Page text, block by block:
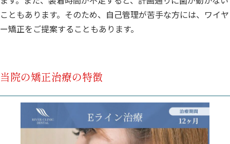
こともあります。そのため、自己管理が苦手な方には、ワイヤ
ー矯正をご提案することもあります。
当院の矯正治療の特徴